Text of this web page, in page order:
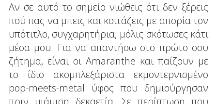
Αν σε αυτό το σημείο νιώθεις ότι δεν ξέρεις
πού πας να μπεις και κοιτάζεις με απορία τον
υπότιτλο, συγχαρητήρια, μόλις σκότωσες κάτι
μέσα μου. Για να απαντήσω στο πρώτο σου
ζήτημα, είναι οι Amaranthe και παίζουν με
το ίδιο ακομπλεξάριστα εκμοντερνισμένο
pop-meets-metal ύφος που δημιούργησαν